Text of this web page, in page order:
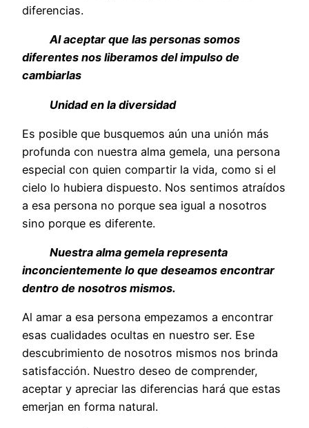
diferencias.
Al aceptar que las personas somos
diferentes nos liberamos del impulso de
cambiarlas
Unidad en la diversidad
Es posible que busquemos aún una unión más
profunda con nuestra alma gemela, una persona
especial con quien compartir la vida, como si el
cielo lo hubiera dispuesto. Nos sentimos atraídos
a esa persona no porque sea igual a nosotros
sino porque es diferente.
Nuestra alma gemela representa
inconcientemente lo que deseamos encontrar
dentro de nosotros mismos.
Al amar a esa persona empezamos a encontrar
esas cualidades ocultas en nuestro ser. Ese
descubrimiento de nosotros mismos nos brinda
satisfacción. Nuestro deseo de comprender,
aceptar y apreciar las diferencias hará que estas
emerjan en forma natural.